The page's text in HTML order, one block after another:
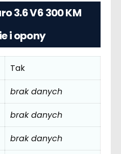
3.6 V6 300 KM
i opony
Tak
brak danych
brak danych
brak danych